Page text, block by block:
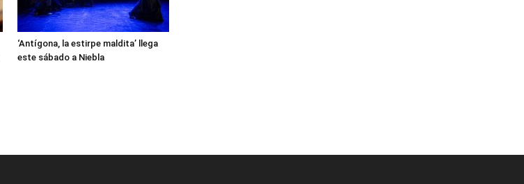
‘Antígona, la estirpe maldita’ llega
este sábado a Niebla